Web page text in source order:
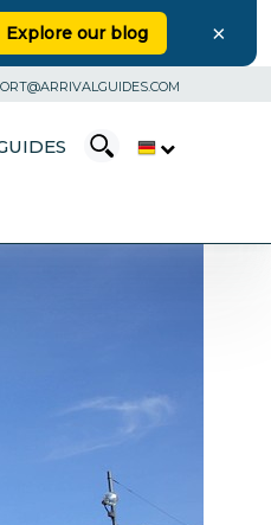
Explore our blog ×